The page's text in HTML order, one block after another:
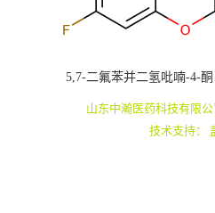
5,7-二氟苯并二氢吡喃-4-酮
山东中瀚医药科技有限
技术支持：